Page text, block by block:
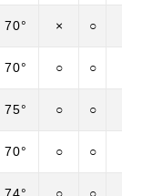
70° × ○
70° ○ ○
75° ○ ○
70° ○ ○